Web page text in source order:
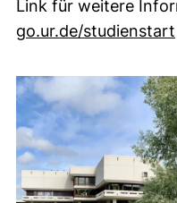
Link für weitere
go.ur.de/studienstart